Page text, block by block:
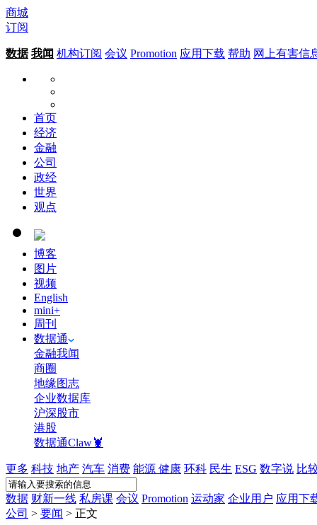
商城
订阅
数据 我闻 机构订阅 会议 Promotion 应用下载 帮助 网上有害信
首页
经济
金融
公司
政经
世界
观点
博客
图片
视频
English
mini+
周刊
数据通
金融我闻
商圈
地缘图志
企业数据库
沪深股市
港股
数据通Claw🦞
更多 科技 地产 汽车 消费 能源 健康 环科 民生 ESG 数字说 比
数据 财新一线 私房课 会议 Promotion 运动家 企业用户 应用下
公司 > 要闻 > 正文